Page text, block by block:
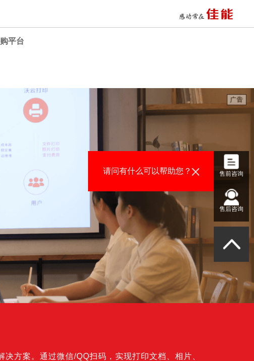
方案
片
十二年一贯制学校打印应用
智慧点阵打印应用
儿童之家幼儿园打印应用
某市新建学校
平安校园 数字安防监控系统
某物业管理公司高效打印与成本控制
建筑装饰行业定制化设计生产
银行网点大堂自助打印
城市商业银行管理文印输出
交通数字安防电子警察系统
政务大厅营业执照打印应用
数字安防视频监控与事件复盘
某电力勘测设计院高速环保印刷
国内某物流快递企业
平台
方案。通过微信/QQ扫码，实现打印文档、相片、
请问有什么可以帮助您？ 售前咨询
售后咨询